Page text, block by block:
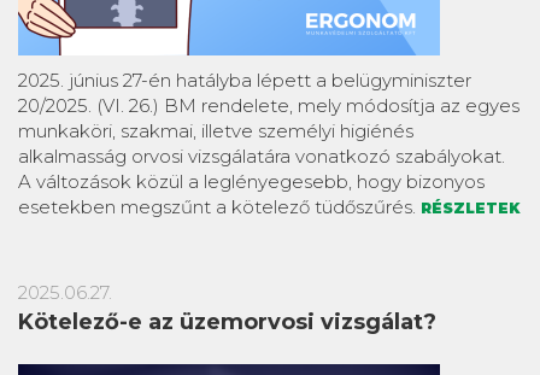
2025. június 27-én hatályba lépett a belügyminiszter
20/2025. (VI. 26.) BM rendelete, mely módosítja az egyes
munkaköri, szakmai, illetve személyi higiénés
alkalmasság orvosi vizsgálatára vonatkozó szabályokat.
A változások közül a leglényegesebb, hogy bizonyos
esetekben megszűnt a kötelező tüdőszűrés. RÉSZLETEK
2025.06.27.
Kötelező-e az üzemorvosi vizsgálat?